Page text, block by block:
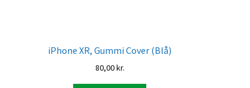
iPhone XR, Gummi Cover (Blå)
80,00kr.